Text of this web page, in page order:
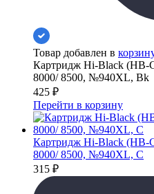
Товар добавлен в
Картридж Hi-Black (HB-
8000/ 8500, №940XL, Bk
425 ₽
Перейти в корзину
Картридж Hi-Black (HB-
8000/ 8500, №940XL, C
315 ₽